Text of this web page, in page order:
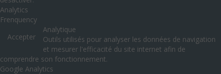
Analytics
Frenquency
Accepter
Analytique
Outils utilisés pour analyser les données de navigation
et mesurer l'efficacité du site internet afin de
comprendre son fonctionnement.
Google Analytics